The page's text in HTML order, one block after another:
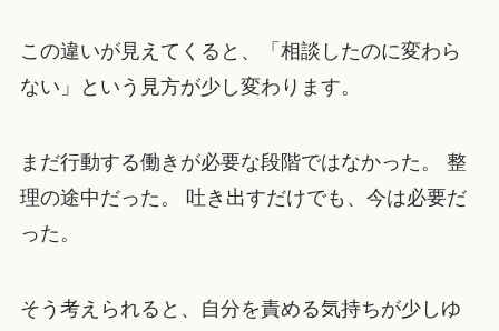
この違いが見えてくると、「相談したのに変わら
ない」という見方が少し変わります。
まだ行動する働きが必要な段階ではなかった。 整
理の途中だった。 吐き出すだけでも、今は必要だ
った。
そう考えられると、自分を責める気持ちが少しゆ